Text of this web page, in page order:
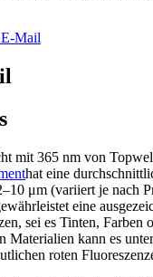
E-Mail
mit 365 nm von
hat eine
μm (variiert je nach
eine
sei es Tinten, Farben
Materialien kann es
roten